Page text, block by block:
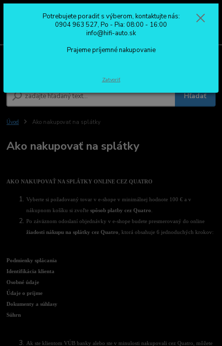
Hľadať
0904 963 527
Po - Pia: 08:00 - 16:00
Úvod Ako nakupovať na splátky
Ako nakupovať na splátky
AKO NAKUPOVAŤ NA SPLÁTKY ONLINE CEZ QUATRO
Vyberte si požadovaný tovar v e-shope v minimálnej hodnote 100 € a v
nákupnom košíku si zvoľtespôsob platby cez Quatro
Po záväznom odoslaní objednávky v e-shope budete presmerovaný do online
žiadosti nákupu na splátky cez Quatro , ktorá obsahuje 6 jednoduchých krokov:
Podmienky splácania
Identifikácia klienta
Osobné údaje
Údaje o príjme
Dokumenty a súhlasy
Súhrn
Ak ste klientom VÚB banky alebo ste v minulosti nakupovali cez Quatro, môžete
Potrebujete poradiť s výberom, kontaktujte nás:
0904 963 527, Po - Pia: 08:00 - 16:00
info@hifi-auto.sk
Prajeme príjemné nakupovanie
Zatvoriť